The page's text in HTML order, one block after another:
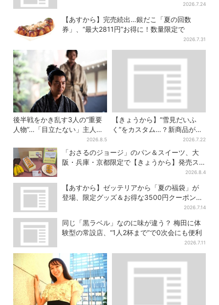
2026.7.24
【あすから】完売続出…銀だこ「夏の回数
券」、“最大2811円”お得に！数量限定で
2026.7.31
後半戦をかき乱す3人の“重要
人物”…「目立たない」主人
公・仲野太賀も、モブキャラ
→覚醒へ【豊臣兄弟】
2026.8.5
【きょうから】“雪見だいふ
く”をカスタム…？新商品が初
登場！阪急うめだ「アイスフ
ェス」で6日間だけ
2026.7.22
「おさるのジョージ」のパン＆スイーツ、大
阪・兵庫・京都限定で【きょうから】発売ス
2026.8.4
【あすから】ゼッテリアから「夏の福袋」が
登場、限定グッズ＆お得な3500円クーポン付
2026.7.14
同じ「黒ラベル」なのに味が違う？ 梅田に体
験型の常設店、“1人2杯まで”で0次会にも便利
2026.7.11